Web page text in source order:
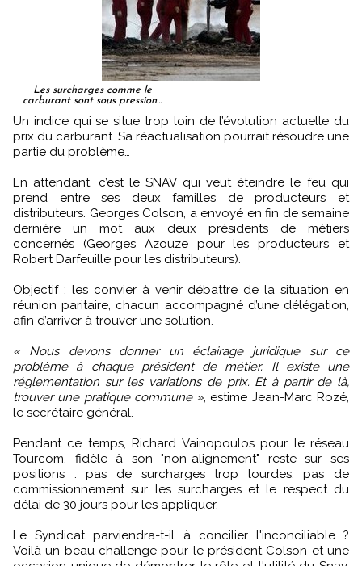
Les surcharges comme le
carburant sont sous pression...
Un indice qui se situe trop loin de l’évolution actuelle du
prix du carburant. Sa réactualisation pourrait résoudre une
partie du problème…
En attendant, c’est le SNAV qui veut éteindre le feu qui
prend entre ses deux familles de producteurs et
distributeurs. Georges Colson, a envoyé en fin de semaine
dernière un mot aux deux présidents de métiers
concernés (Georges Azouze pour les producteurs et
Robert Darfeuille pour les distributeurs).
Objectif : les convier à venir débattre de la situation en
réunion paritaire, chacun accompagné d’une délégation,
afin d’arriver à trouver une solution.
« Nous devons donner un éclairage juridique sur ce
problème à chaque président de métier. Il existe une
réglementation sur les variations de prix. Et à partir de là,
trouver une pratique commune », estime Jean-Marc Rozé,
le secrétaire général.
Pendant ce temps, Richard Vainopoulos pour le réseau
Tourcom, fidèle à son "non-alignement" reste sur ses
positions : pas de surcharges trop lourdes, pas de
commissionnement sur les surcharges et le respect du
délai de 30 jours pour les appliquer.
Le Syndicat parviendra-t-il à concilier l'inconciliable ?
Voilà un beau challenge pour le président Colson et une